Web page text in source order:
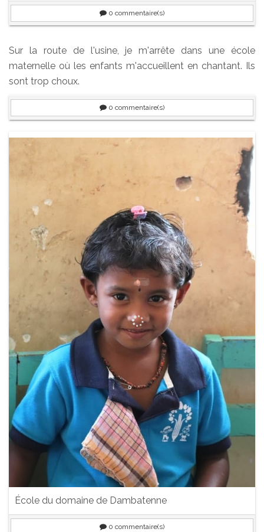
0 commentaire(s)
Sur la route de l'usine, je m'arrête dans une école
maternelle où les enfants m'accueillent en chantant. Ils
sont trop choux.
0 commentaire(s)
École du domaine de Dambatenne
0 commentaire(s)